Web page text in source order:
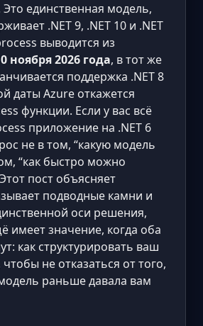
единственная модель,
.NET 9, .NET 10 и .NET
выводится из
ноября 2026 года, в тот же
поддержка .NET 8
даты Azure откажется
функции. Если у вас всё
приложение на .NET 6
не в том, “какую модель
“как быстро можно
пост объясняет
подводные камни и
оси решения,
имеет значение, когда оба
как структурировать ваш
не отказаться от того,
раньше давала вам